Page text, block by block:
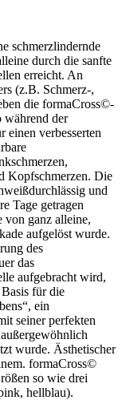
schmerzlindernde
durch die sanfte
erreicht. An
(z.B. Schmerz-,
die formaCross©-
während der
einen verbesserten
Kopfschmerzen. Die
und
Tage getragen
von ganz alleine,
aufgelöst wurde.
des
das
aufgebracht wird,
für die
ein
seiner perfekten
wurde. Ästhetischer
formaCross©
so wie drei
hellblau).